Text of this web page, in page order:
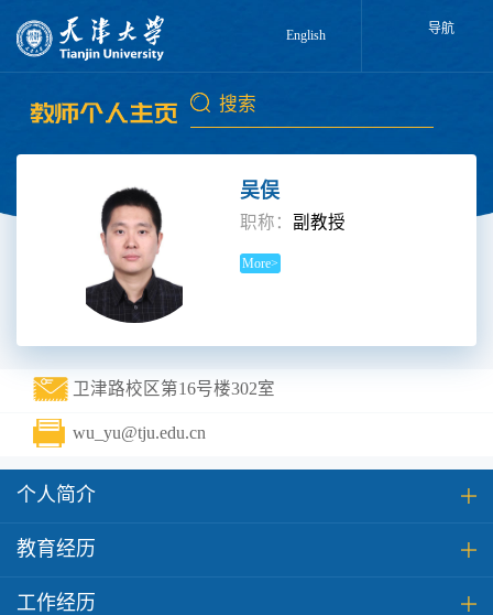
English 导航
吴俣
职称： 副教授
More>
卫津路校区第16号楼302室
wu_yu@tju.edu.cn
个人简介
教育经历
工作经历